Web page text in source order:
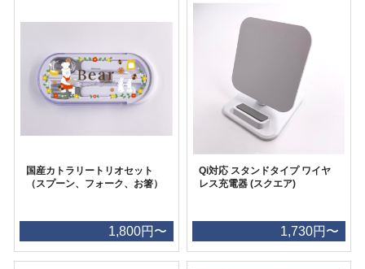
国産カトラリートリオセット
（スプーン、フォーク、お箸）
1,800円〜
Qi対応 スタンドタイプ ワイヤ
レス充電器 (スクエア)
1,730円〜